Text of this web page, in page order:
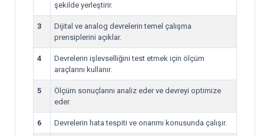
şekilde yerleştirir.
3
Dijital ve analog devrelerin temel çalışma
prensiplerini açıklar.
4
Devrelerin işlevselliğini test etmek için ölçüm
araçlarını kullanır.
5
Ölçüm sonuçlarını analiz eder ve devreyi optimize
eder.
6 Devrelerin hata tespiti ve onarımı konusunda çalışır.